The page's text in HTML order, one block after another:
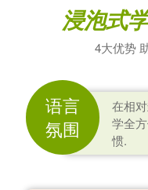
浸泡式
4大优势
语言
氛围
在相
学全
惯.